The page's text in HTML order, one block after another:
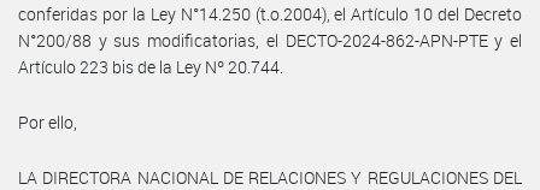
conferidas por la Ley N°14.250 (t.o.2004), el Artículo 10 del Decreto
N°200/88 y sus modificatorias, el DECTO-2024-862-APN-PTE y el
Artículo 223 bis de la Ley Nº 20.744.
Por ello,
LA DIRECTORA NACIONAL DE RELACIONES Y REGULACIONES DEL